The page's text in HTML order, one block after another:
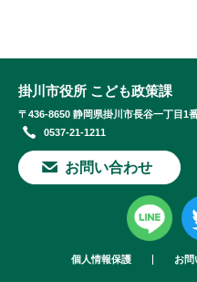
掛川市役所 こども政策課
〒436-8650 静岡県掛川市長谷一丁目1
0537-21-1211
お問い合わせ
個人情報保護 お問